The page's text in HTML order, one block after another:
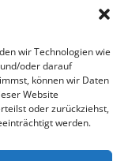
wir Technologien wie
oder darauf
können wir Daten
Website
oder zurückziehst,
werden.